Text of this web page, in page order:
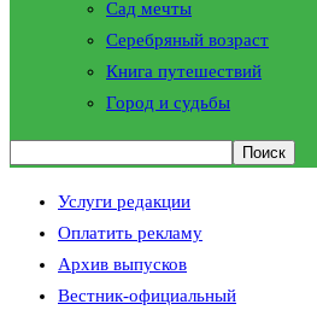
Сад мечты
Серебряный возраст
Книга путешествий
Город и судьбы
Услуги редакции
Оплатить рекламу
Архив выпусков
Вестник-официальный